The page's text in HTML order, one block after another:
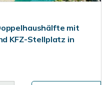
mit
KFZ-Stellplatz in